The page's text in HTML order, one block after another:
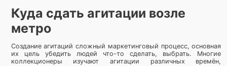
Куда сдать агитации возле
метро
Создание агитаций сложный маркетинговый процесс, основная
их цель убедить людей что-то сделать, выбрать. Многие
коллекционеры изучают агитации различных времён,